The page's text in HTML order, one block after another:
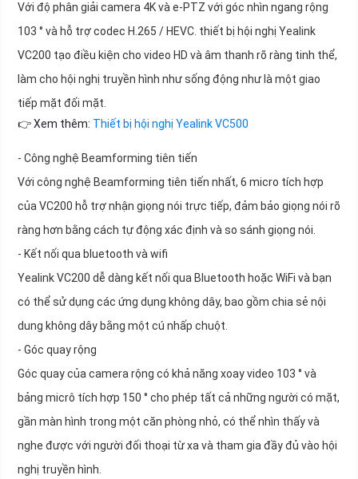
Với độ phân giải camera 4K và e-PTZ với góc nhìn ngang rộng
103 ° và hỗ trợ codec H.265 / HEVC. thiết bị hội nghị Yealink
VC200 tạo điều kiện cho video HD và âm thanh rõ ràng tinh thể,
làm cho hội nghị truyền hình như sống động như là một giao
tiếp mặt đối mặt.
👉 Xem thêm: Thiết bị hội nghị Yealink VC500
- Công nghệ Beamforming tiên tiến
Với công nghệ Beamforming tiên tiến nhất, 6 micro tích hợp
của VC200 hỗ trợ nhận giọng nói trực tiếp, đảm bảo giọng nói rõ
ràng hơn bằng cách tự động xác định và so sánh giọng nói.
- Kết nối qua bluetooth và wifi
Yealink VC200 dễ dàng kết nối qua Bluetooth hoặc WiFi và bạn
có thể sử dụng các ứng dụng không dây, bao gồm chia sẻ nội
dung không dây bằng một cú nhấp chuột.
- Góc quay rộng
Góc quay của camera rộng có khả năng xoay video 103 ° và
bảng micrô tích hợp 150 ° cho phép tất cả những người có mặt,
gần màn hình trong một căn phòng nhỏ, có thể nhìn thấy và
nghe được với người đối thoại từ xa và tham gia đầy đủ vào hội
nghị truyền hình.